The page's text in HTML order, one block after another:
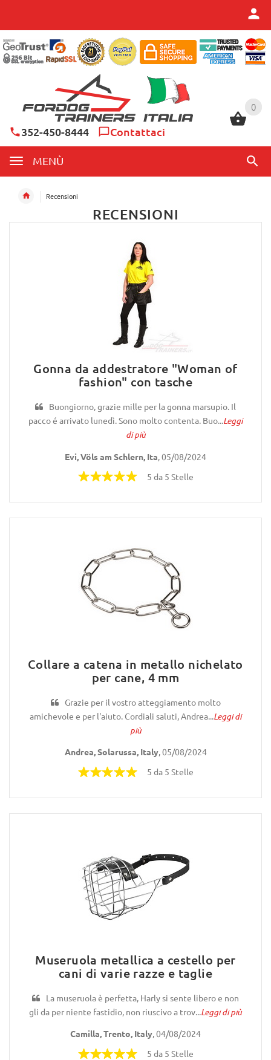
0
352-450-8444 Contattaci
MENÙ
0
Recensioni
RECENSIONI
Gonna da addestratore "Woman of
fashion" con tasche
Buongiorno, grazie mille per la gonna marsupio. Il
pacco é arrivato lunedì. Sono molto contenta. Buo...Leggi
di più
Evi, Völs am Schlern, Ita , 05/08/2024
5 da 5 Stelle
Collare a catena in metallo nichelato
per cane, 4 mm
Grazie per il vostro atteggiamento molto
amichevole e per l'aiuto. Cordiali saluti, Andrea...Leggi di
più
Andrea, Solarussa, Italy, 05/08/2024
5 da 5 Stelle
Museruola metallica a cestello per
cani di varie razze e taglie
La museruola è perfetta, Harly si sente libero e non
gli da per niente fastidio, non riuscivo a trov...Leggi di più
Camilla, Trento, Italy, 04/08/2024
5 da 5 Stelle